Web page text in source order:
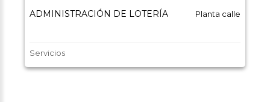
ADMINISTRACIÓN DE LOTERÍA Planta calle
Servicios